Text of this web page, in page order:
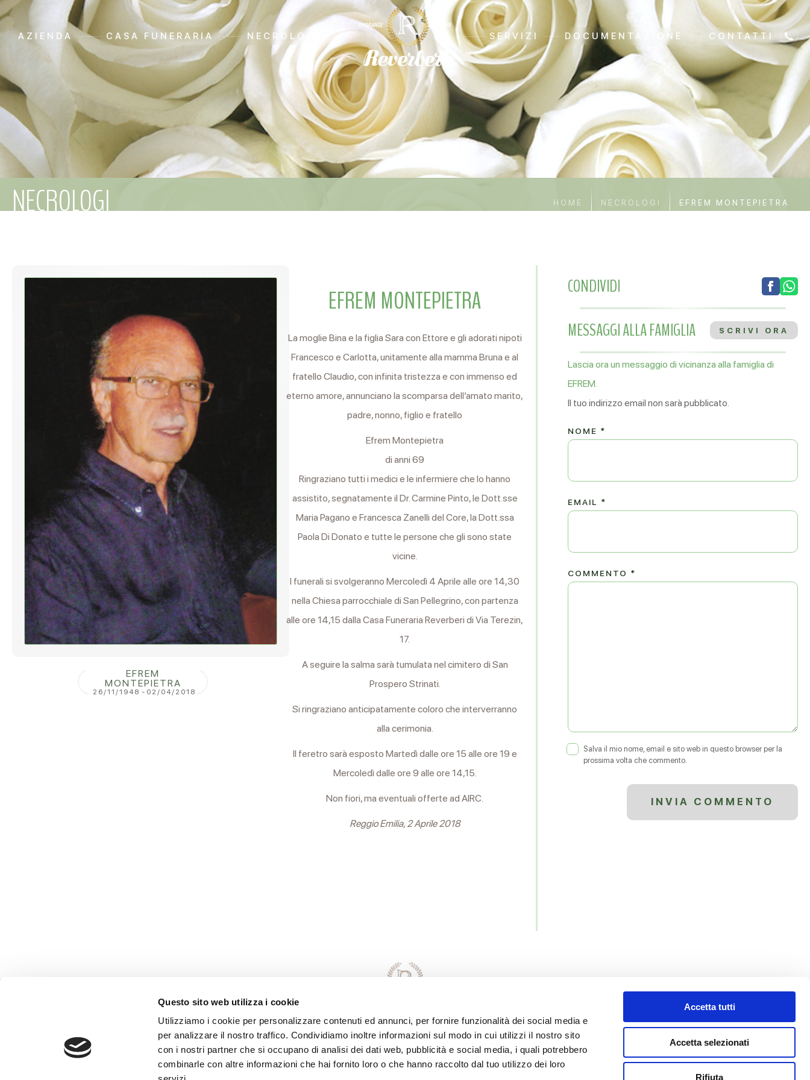
Questo sito web utilizza i cookie
Utilizziamo i cookie per personalizzare contenuti ed annunci, per fornire funzionalità dei social media e
per analizzare il nostro traffico. Condividiamo inoltre informazioni sul modo in cui utilizzi il nostro sito
con i nostri partner che si occupano di analisi dei dati web, pubblicità e social media, i quali potrebbero
combinarle con altre informazioni che hai fornito loro o che hanno raccolto dal tuo utilizzo dei loro
Accetta tutti
Accetta selezionati
Rifiuta
AZIENDA CASA FUNERARIA NECROLOGI SERVIZI DOCUMENTAZIONE CONTATTI
NECROLOGI HOME NECROLOGI EFREM MONTEPIETRA
EFREM
MONTEPIETRA
26/11/1948 - 02/04/2018
EFREM MONTEPIETRA
La moglie Bina e la figlia Sara con Ettore e gli adorati nipoti
Francesco e Carlotta, unitamente alla mamma Bruna e al
fratello Claudio, con infinita tristezza e con immenso ed
eterno amore, annunciano la scomparsa dell’amato marito,
padre, nonno, figlio e fratello
Efrem Montepietra
di anni 69
Ringraziano tutti i medici e le infermiere che lo hanno
assistito, segnatamente il Dr. Carmine Pinto, le Dott.sse
Maria Pagano e Francesca Zanelli del Core, la Dott.ssa
Paola Di Donato e tutte le persone che gli sono state
vicine.
I funerali si svolgeranno Mercoledì 4 Aprile alle ore 14,30
nella Chiesa parrocchiale di San Pellegrino, con partenza
alle ore 14,15 dalla Casa Funeraria Reverberi di Via Terezin,
17.
A seguire la salma sarà tumulata nel cimitero di San
Prospero Strinati.
Si ringraziano anticipatamente coloro che interverranno
alla cerimonia.
Il feretro sarà esposto Martedì dalle ore 15 alle ore 19 e
Mercoledì dalle ore 9 alle ore 14,15.
Non fiori, ma eventuali offerte ad AIRC.
Reggio Emilia, 2 Aprile 2018
CONDIVIDI
MESSAGGI ALLA FAMIGLIA
SCRIVI ORA
Lascia ora un messaggio di vicinanza alla famiglia di
EFREM.
Il tuo indirizzo email non sarà pubblicato.
COMMENTO *
NOME *
EMAIL *
Salva il mio nome, email e sito web in questo browser per la
prossima volta che commento.
42122 Reggio Emilia
Impresa esercente l’attività funebre.
Autorizzazione n.3/2006 rilasciata dal
Comune di Reggio Emilia L.R. 19/2004.
Direttore Responsabile della Conduzione
del Servizio: MASSIMO LEONI